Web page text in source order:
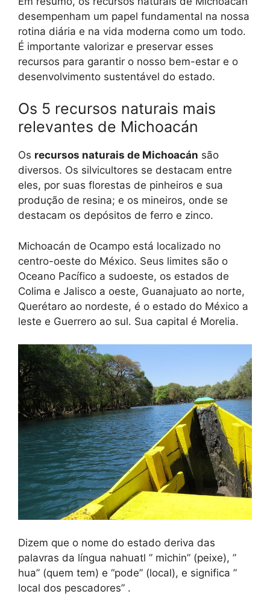
desempenham um papel fundamental na nossa
rotina diária e na vida moderna como um todo.
É importante valorizar e preservar esses
recursos para garantir o nosso bem-estar e o
desenvolvimento sustentável do estado.
Os 5 recursos naturais mais
relevantes de Michoacán
Os recursos naturais de Michoacán são
diversos. Os silvicultores se destacam entre
eles, por suas florestas de pinheiros e sua
produção de resina; e os mineiros, onde se
destacam os depósitos de ferro e zinco.
Michoacán de Ocampo está localizado no
centro-oeste do México. Seus limites são o
Oceano Pacífico a sudoeste, os estados de
Colima e Jalisco a oeste, Guanajuato ao norte,
Querétaro ao nordeste, é o estado do México a
leste e Guerrero ao sul. Sua capital é Morelia.
Dizem que o nome do estado deriva das
palavras da língua nahuatl ” michin” (peixe), ”
hua” (quem tem) e “pode” (local), e significa ”
local dos pescadores” .